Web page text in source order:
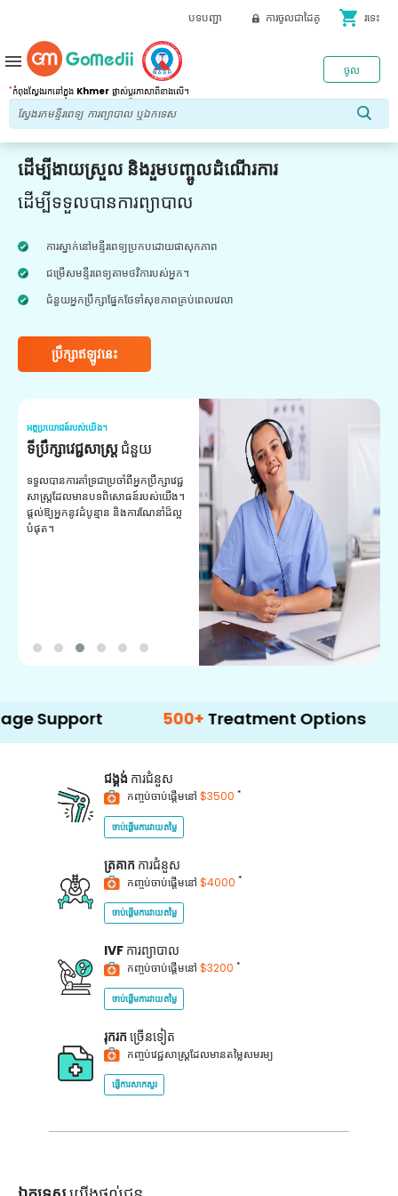
បទបញ្ជា ការចូលជាដៃគូ shopping_cart រទេះ
*កំពុងស្វែងរកនៅក្នុង Khmer ផ្លាស់ប្តូរភាសាពីខាងលើ។
ចូល
menu
ដើម្បីងាយស្រួល និងរួមបញ្ចូលដំណើរការ
ដើម្បីទទួលបានការព្យាបាល
ការស្នាក់នៅមន្ទីរពេទ្យប្រកបដោយផាសុកភាព
ជម្រើសមន្ទីរពេទ្យតាមថវិការបស់អ្នក។
ជំនួយអ្នកប្រឹក្សាផ្នែកថែទាំសុខភាពគ្រប់ពេលវេលា
ប្រឹក្សាឥឡូវនេះ
អត្ថប្រយោជន៍របស់យើង។
ទីប្រឹក្សាវេជ្ជសាស្ត្រជំនួយ
ទទួលបានការគាំទ្រជាប្រចាំពីអ្នកប្រឹក្សាវេជ្ជ
សាស្ត្រដែលមានបទពិសោធន៍របស់យើង។
ផ្តល់ឱ្យអ្នកនូវដំបូន្មាន និងការណែនាំដ៏ល្អ
បំផុត។
500+ Treatment Options
ជង្គង់ ការជំនួស
កញ្ចប់ចាប់ផ្តើមនៅ $3500 *
ចាប់ផ្តើមការវាយតម្លៃ
ត្រគាក ការជំនួស
កញ្ចប់ចាប់ផ្តើមនៅ $4000 *
ចាប់ផ្តើមការវាយតម្លៃ
IVF ការព្យាបាល
កញ្ចប់ចាប់ផ្តើមនៅ $3200 *
ចាប់ផ្តើមការវាយតម្លៃ
រុករក ច្រើនទៀត
កញ្ចប់វេជ្ជសាស្ត្រដែលមានតម្លៃសមរម្យ
ផ្ញើការសាកសួរ